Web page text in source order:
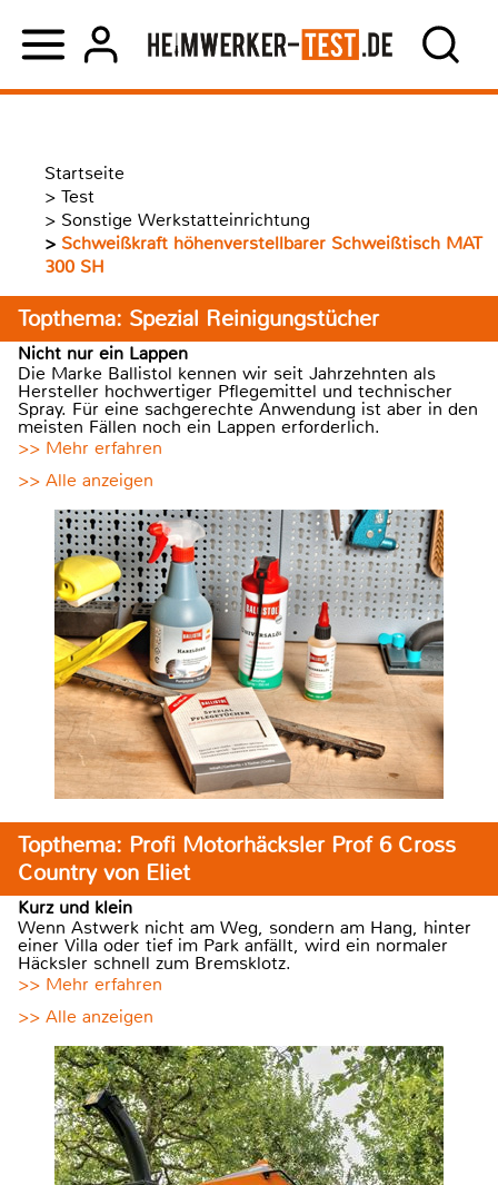
Startseite
> Test
> Sonstige Werkstatteinrichtung
> Schweißkraft höhenverstellbarer Schweißtisch MAT
300 SH
Topthema: Spezial Reinigungstücher
Nicht nur ein Lappen
Die Marke Ballistol kennen wir seit Jahrzehnten als
Hersteller hochwertiger Pflegemittel und technischer
Spray. Für eine sachgerechte Anwendung ist aber in den
meisten Fällen noch ein Lappen erforderlich.
>> Mehr erfahren
>> Alle anzeigen
Topthema: Profi Motorhäcksler Prof 6 Cross
Country von Eliet
Kurz und klein
Wenn Astwerk nicht am Weg, sondern am Hang, hinter
einer Villa oder tief im Park anfällt, wird ein normaler
Häcksler schnell zum Bremsklotz.
>> Mehr erfahren
>> Alle anzeigen